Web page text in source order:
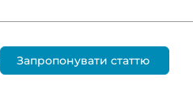
Запропонувати статтю